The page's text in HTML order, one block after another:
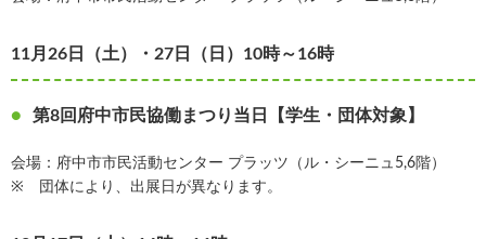
11月26日（土）・27日（日）10時～16時
第8回府中市民協働まつり当日【学生・団体対象】
会場：府中市市民活動センター プラッツ（ル・シーニュ5,6階）
※ 団体により、出展日が異なります。